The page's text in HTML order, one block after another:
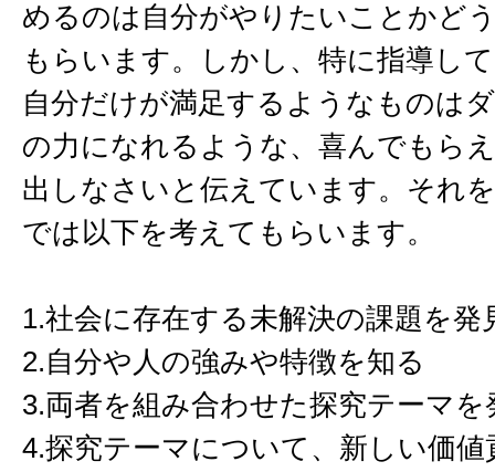
めるのは自分がやりたいことかど
もらいます。しかし、特に指導し
自分だけが満足するようなものは
の力になれるような、喜んでもら
出しなさいと伝えています。それ
では以下を考えてもらいます。
1.社会に存在する未解決の課題を発
2.自分や人の強みや特徴を知る
3.両者を組み合わせた探究テーマを
4.探究テーマについて、新しい価値